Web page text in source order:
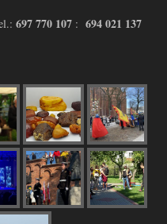
697 770 107 : 694 021 137